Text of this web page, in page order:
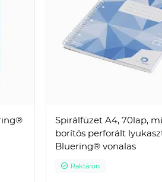
Népszerű
Előlap, A4, 200 micron
Spirálfüzet A4, 70lap,
borítós perforált
Bluering® vonalas
Raktáron